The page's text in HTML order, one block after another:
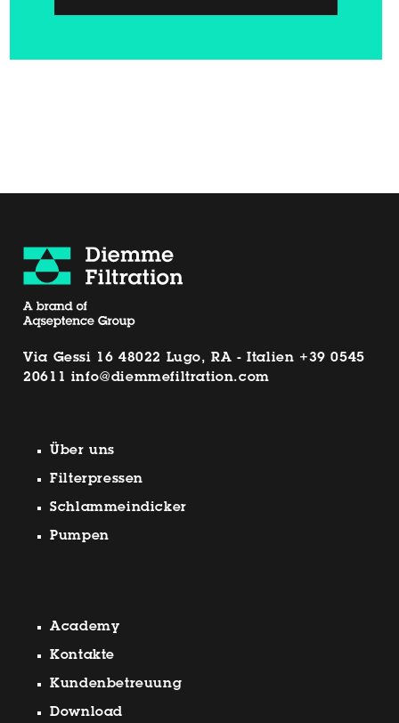
Via Gessi 16 48022 Lugo, RA - Italien +39 0545
20611 info@diemmefiltration.com
Über uns
Filterpressen
Schlammeindicker
Pumpen
Academy
Kontakte
Kundenbetreuung
Download